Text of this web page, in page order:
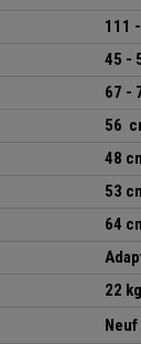
111
45 -
67 -
56
48
53
64
22 kg